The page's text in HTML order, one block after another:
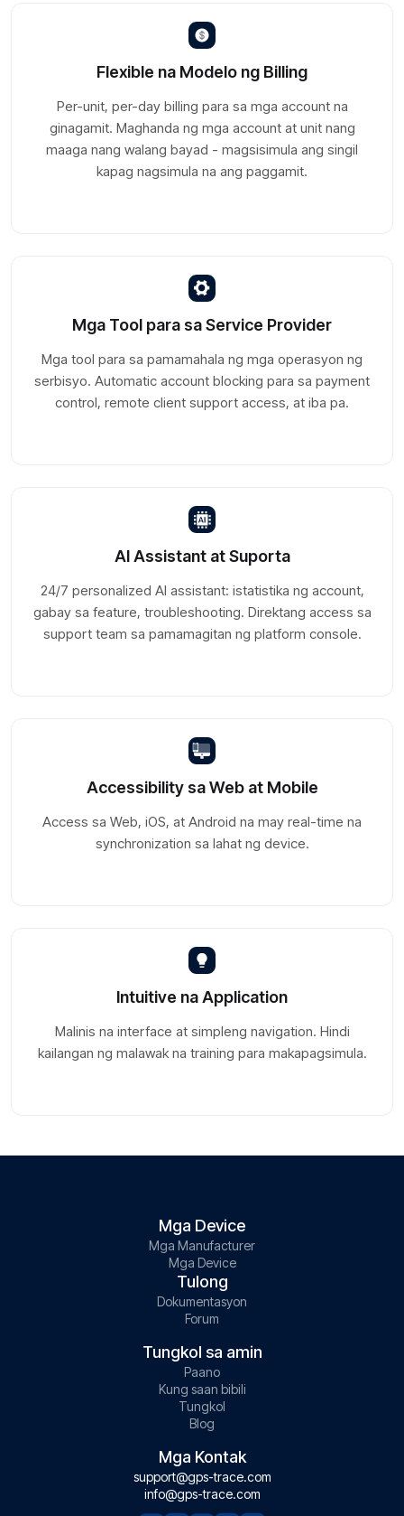
Flexible na Modelo ng Billing
Per-unit, per-day billing para sa mga account na
ginagamit. Maghanda ng mga account at unit nang
maaga nang walang bayad - magsisimula ang singil
kapag nagsimula na ang paggamit.
Mga Tool para sa Service Provider
Mga tool para sa pamamahala ng mga operasyon ng
serbisyo. Automatic account blocking para sa payment
control, remote client support access, at iba pa.
AI Assistant at Suporta
24/7 personalized AI assistant: istatistika ng account,
gabay sa feature, troubleshooting. Direktang access sa
support team sa pamamagitan ng platform console.
Accessibility sa Web at Mobile
Access sa Web, iOS, at Android na may real-time na
synchronization sa lahat ng device.
Intuitive na Application
Malinis na interface at simpleng navigation. Hindi
kailangan ng malawak na training para makapagsimula.
Mga Device
Mga Manufacturer
Mga Device
Tulong
Dokumentasyon
Forum
Tungkol sa amin
Paano
Kung saan bibili
Tungkol
Blog
Mga Kontak
support@gps-trace.com
info@gps-trace.com